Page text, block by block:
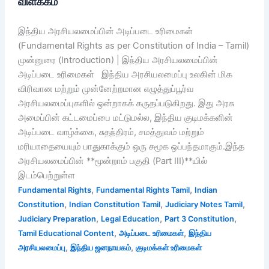
இந்திய அரசியலமைப்பின் அடிப்படை உரிமைகள்
(Fundamental Rights as per Constitution of India – Tamil)
முன்னுரை (Introduction) | இந்திய அரசியலமைப்பின்
அடிப்படை உரிமைகள் இந்திய அரசியலமைப்பு உலகின் மிக
விரிவான மற்றும் முன்னேற்றமான எழுத்துப்பூர்வ
அரசியலமைப்புகளில் ஒன்றாகக் கருதப்படுகிறது. இது அரசு
அமைப்பின் கட்டமைப்பை மட்டுமல்ல, இந்திய குடிமக்களின்
அடிப்படை வாழ்க்கை, சுதந்திரம், சமத்துவம் மற்றும்
மரியாதையையும் பாதுகாக்கும் ஒரு சமூக ஒப்பந்தமாகும்.இந்த
அரசியலமைப்பின் **மூன்றாம் பகுதி (Part III)**யில்
இடம்பெற்றுள்ள
Fundamental Rights, Fundamental Rights Tamil, Indian
Constitution, Indian Constitution Tamil, Judiciary Notes Tamil,
Judiciary Preparation, Legal Education, Part 3 Constitution,
Tamil Educational Content, அடிப்படை உரிமைகள், இந்திய
அரசியலமைப்பு, இந்திய ஜனநாயகம், குடிமக்கள் உரிமைகள்